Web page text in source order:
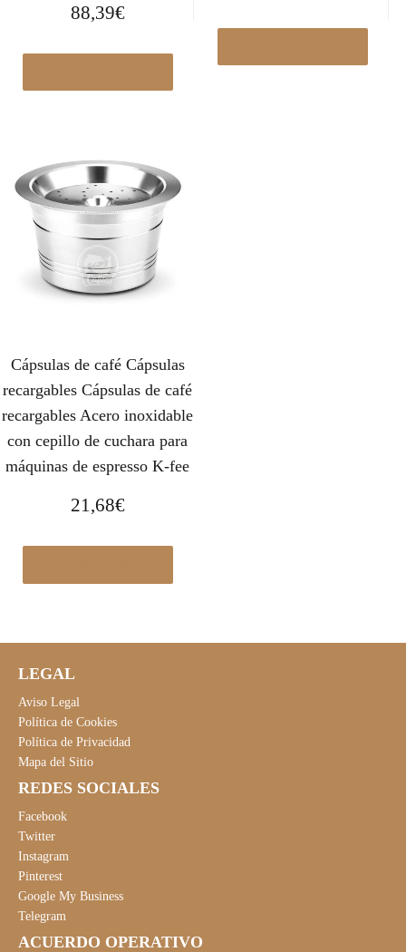
88,39€
Cápsulas de café Cápsulas
recargables Cápsulas de café
recargables Acero inoxidable
con cepillo de cuchara para
máquinas de espresso K-fee
21,68€
LEGAL
Aviso Legal
Política de Cookies
Política de Privacidad
Mapa del Sitio
REDES SOCIALES
Facebook
Twitter
Instagram
Pinterest
Google My Business
Telegram
ACUERDO OPERATIVO